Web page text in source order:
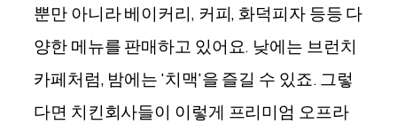
뿐만 아니라 베이커리, 커피, 화덕피자 등등 다
양한 메뉴를 판매하고 있어요. 낮에는 브런치
카페처럼, 밤에는 '치맥'을 즐길 수 있죠. 그렇
다면 치킨회사들이 이렇게 프리미엄 오프라